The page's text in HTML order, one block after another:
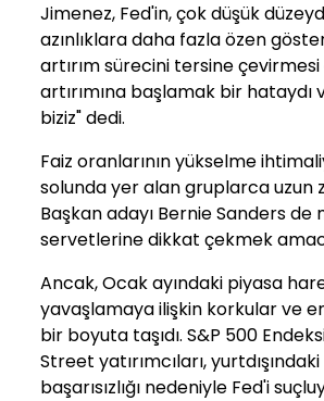
Jimenez, Fed'in, çok düşük
azınlıklara daha fazla özen
artırım sürecini tersine
artırımına başlamak bir
biziz" dedi.
Faiz oranlarının yükselme
solunda yer alan gruplarca uzun
Başkan adayı Bernie Sanders
servetlerine dikkat çekmek
Ancak, Ocak ayındaki piyasa
yavaşlamaya ilişkin korkular ve
bir boyuta taşıdı. S&P 500
Street yatırımcıları,
başarısızlığı nedeniyle Fed'i